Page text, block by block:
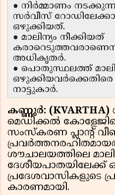
● നിർമ്മാണം
സർവീസ്
ഒഴുക്കിയത്.
● മാലിന്യം നീക്കിയത്
അധികൃതർ.
● പൊതുസ്ഥലത്ത്
നാട്ടുകാർ.
കണ്ണൂർ: (KVARTHA)
മെഡിക്കൽ
സംസ്കരണ പ്ലാന്റ്
ശൗചാലയത്തിലെ
ദേശീയപാതയിലേക്ക്
പ്രദേശവാസികളുടെ
കാരണമായി.